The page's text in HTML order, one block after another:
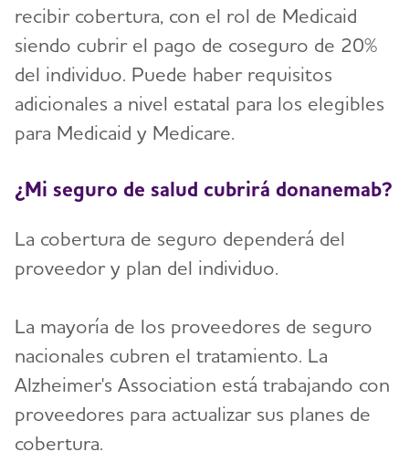
recibir cobertura, con el rol de Medicaid
siendo cubrir el pago de coseguro de 20%
del individuo. Puede haber requisitos
adicionales a nivel estatal para los elegibles
para Medicaid y Medicare.
¿Mi seguro de salud cubrirá donanemab?
La cobertura de seguro dependerá del
proveedor y plan del individuo.
La mayoría de los proveedores de seguro
nacionales cubren el tratamiento. La
Alzheimer's Association está trabajando con
proveedores para actualizar sus planes de
cobertura.